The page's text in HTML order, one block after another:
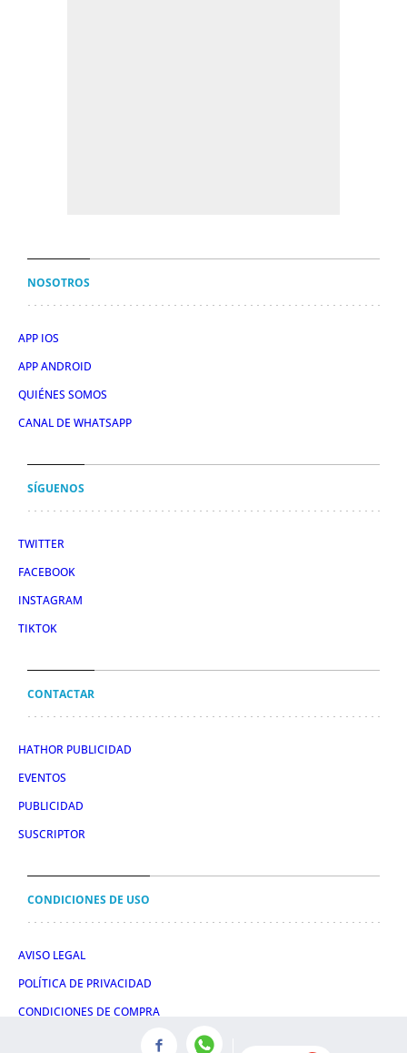
NOSOTROS
APP IOS
APP ANDROID
QUIÉNES SOMOS
CANAL DE WHATSAPP
SÍGUENOS
TWITTER
FACEBOOK
INSTAGRAM
TIKTOK
CONTACTAR
HATHOR PUBLICIDAD
EVENTOS
PUBLICIDAD
SUSCRIPTOR
CONDICIONES DE USO
AVISO LEGAL
POLÍTICA DE PRIVACIDAD
CONDICIONES DE COMPRA